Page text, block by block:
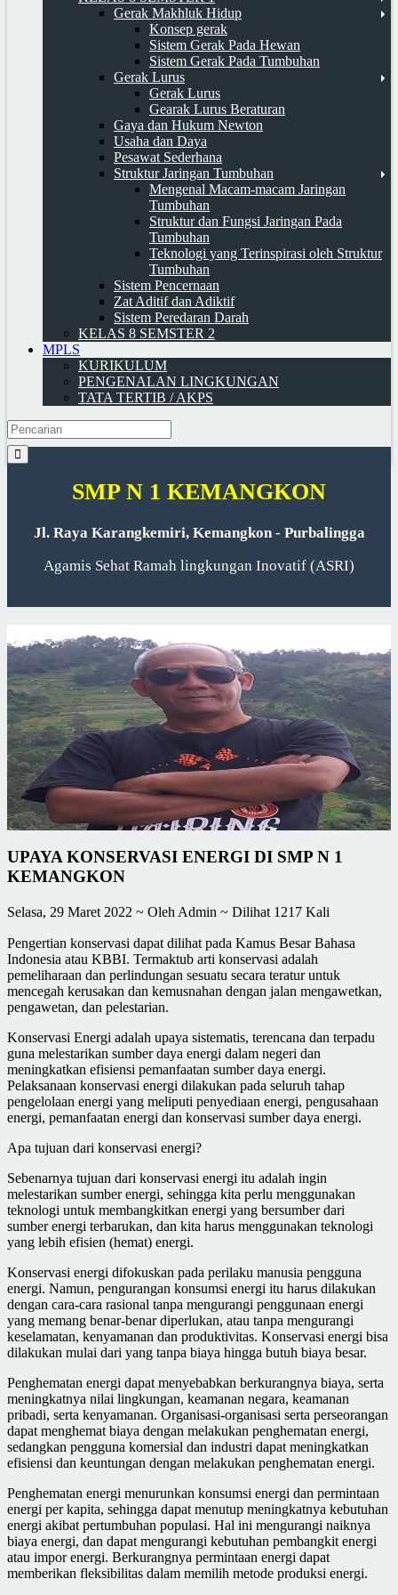
Gerak Makhluk Hidup
Konsep gerak
Sistem Gerak Pada Hewan
Sistem Gerak Pada Tumbuhan
Gerak Lurus
Gerak Lurus
Gearak Lurus Beraturan
Gaya dan Hukum Newton
Usaha dan Daya
Pesawat Sederhana
Struktur Jaringan Tumbuhan
Mengenal Macam-macam Jaringan
Tumbuhan
Struktur dan Fungsi Jaringan Pada
Tumbuhan
Teknologi yang Terinspirasi oleh Struktur
Tumbuhan
Sistem Pencernaan
Zat Aditif dan Adiktif
Sistem Peredaran Darah
KELAS 8 SEMSTER 2
MPLS
KURIKULUM
PENGENALAN LINGKUNGAN
TATA TERTIB / AKPS
SMP N 1 KEMANGKON
Jl. Raya Karangkemiri, Kemangkon - Purbalingga
Agamis Sehat Ramah lingkungan Inovatif (ASRI)
UPAYA KONSERVASI ENERGI DI SMP N 1
KEMANGKON
Selasa, 29 Maret 2022 ~ Oleh Admin ~ Dilihat 1217 Kali
Pengertian konservasi dapat dilihat pada Kamus Besar Bahasa
Indonesia atau KBBI. Termaktub arti konservasi adalah
pemeliharaan dan perlindungan sesuatu secara teratur untuk
mencegah kerusakan dan kemusnahan dengan jalan mengawetkan,
pengawetan, dan pelestarian.
Konservasi Energi adalah upaya sistematis, terencana dan terpadu
guna melestarikan sumber daya energi dalam negeri dan
meningkatkan efisiensi pemanfaatan sumber daya energi.
Pelaksanaan konservasi energi dilakukan pada seluruh tahap
pengelolaan energi yang meliputi penyediaan energi, pengusahaan
energi, pemanfaatan energi dan konservasi sumber daya energi.
Apa tujuan dari konservasi energi?
Sebenarnya tujuan dari konservasi energi itu adalah ingin
melestarikan sumber energi, sehingga kita perlu menggunakan
teknologi untuk membangkitkan energi yang bersumber dari
sumber energi terbarukan, dan kita harus menggunakan teknologi
yang lebih efisien (hemat) energi.
Konservasi energi difokuskan pada perilaku manusia pengguna
energi. Namun, pengurangan konsumsi energi itu harus dilakukan
dengan cara-cara rasional tanpa mengurangi penggunaan energi
yang memang benar-benar diperlukan, atau tanpa mengurangi
keselamatan, kenyamanan dan produktivitas. Konservasi energi bisa
dilakukan mulai dari yang tanpa biaya hingga butuh biaya besar.
Penghematan energi dapat menyebabkan berkurangnya biaya, serta
meningkatnya nilai lingkungan, keamanan negara, keamanan
pribadi, serta kenyamanan. Organisasi-organisasi serta perseorangan
dapat menghemat biaya dengan melakukan penghematan energi,
sedangkan pengguna komersial dan industri dapat meningkatkan
efisiensi dan keuntungan dengan melakukan penghematan energi.
Penghematan energi menurunkan konsumsi energi dan permintaan
energi per kapita, sehingga dapat menutup meningkatnya kebutuhan
energi akibat pertumbuhan populasi. Hal ini mengurangi naiknya
biaya energi, dan dapat mengurangi kebutuhan pembangkit energi
atau impor energi. Berkurangnya permintaan energi dapat
memberikan fleksibilitas dalam memilih metode produksi energi.